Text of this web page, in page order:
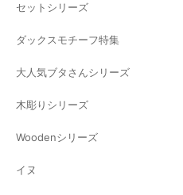
セットシリーズ
ダックスモチーフ特集
大人気ブタさんシリーズ
木彫りシリーズ
Woodenシリーズ
イヌ